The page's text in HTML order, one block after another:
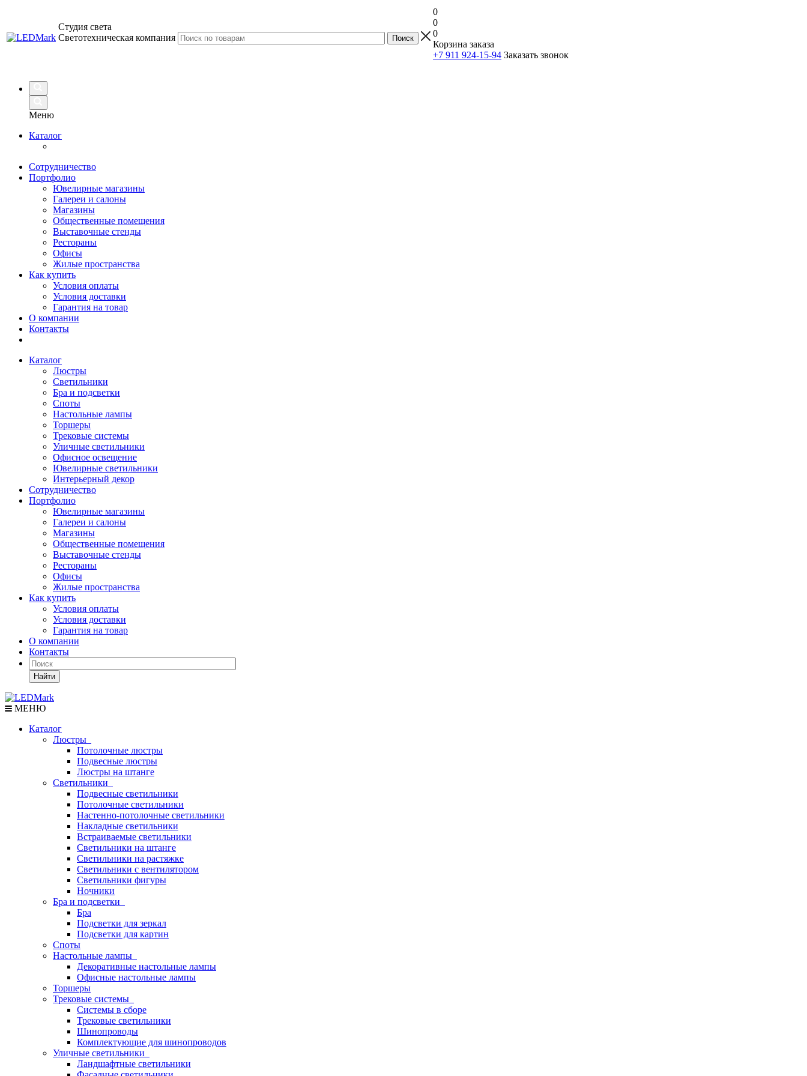
Студия света
Светотехническая компания
0
0
0
Корзина заказа
+7 911 924-15-94 Заказать звонок
Меню
Каталог
Сотрудничество
Портфолио
Ювелирные магазины
Галереи и салоны
Магазины
Общественные помещения
Выставочные стенды
Рестораны
Офисы
Жилые пространства
Как купить
Условия оплаты
Условия доставки
Гарантия на товар
О компании
Контакты
Каталог
Люстры
Светильники
Бра и подсветки
Споты
Настольные лампы
Торшеры
Трековые системы
Уличные светильники
Офисное освещение
Ювелирные светильники
Интерьерный декор
Сотрудничество
Портфолио
Ювелирные магазины
Галереи и салоны
Магазины
Общественные помещения
Выставочные стенды
Рестораны
Офисы
Жилые пространства
Как купить
Условия оплаты
Условия доставки
Гарантия на товар
О компании
Контакты
Найти
МЕНЮ
Каталог
Люстры
Потолочные люстры
Подвесные люстры
Люстры на штанге
Светильники
Подвесные светильники
Потолочные светильники
Настенно-потолочные светильники
Накладные светильники
Встраиваемые светильники
Светильники на штанге
Светильники на растяжке
Светильники с вентилятором
Светильники фигуры
Ночники
Бра и подсветки
Бра
Подсветки для зеркал
Подсветки для картин
Споты
Настольные лампы
Декоративные настольные лампы
Офисные настольные лампы
Торшеры
Трековые системы
Системы в сборе
Трековые светильники
Шинопроводы
Комплектующие для шинопроводов
Уличные светильники
Ландшафтные светильники